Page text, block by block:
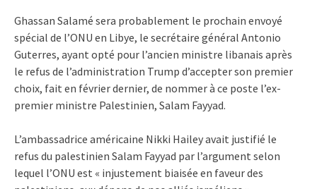
Ghassan Salamé sera probablement le prochain envoyé
spécial de l’ONU en Libye, le secrétaire général Antonio
Guterres, ayant opté pour l’ancien ministre libanais après
le refus de l’administration Trump d’accepter son premier
choix, fait en février dernier, de nommer à ce poste l’ex-
premier ministre Palestinien, Salam Fayyad.
L’ambassadrice américaine Nikki Hailey avait justifié le
refus du palestinien Salam Fayyad par l’argument selon
lequel l’ONU est « injustement biaisée en faveur des